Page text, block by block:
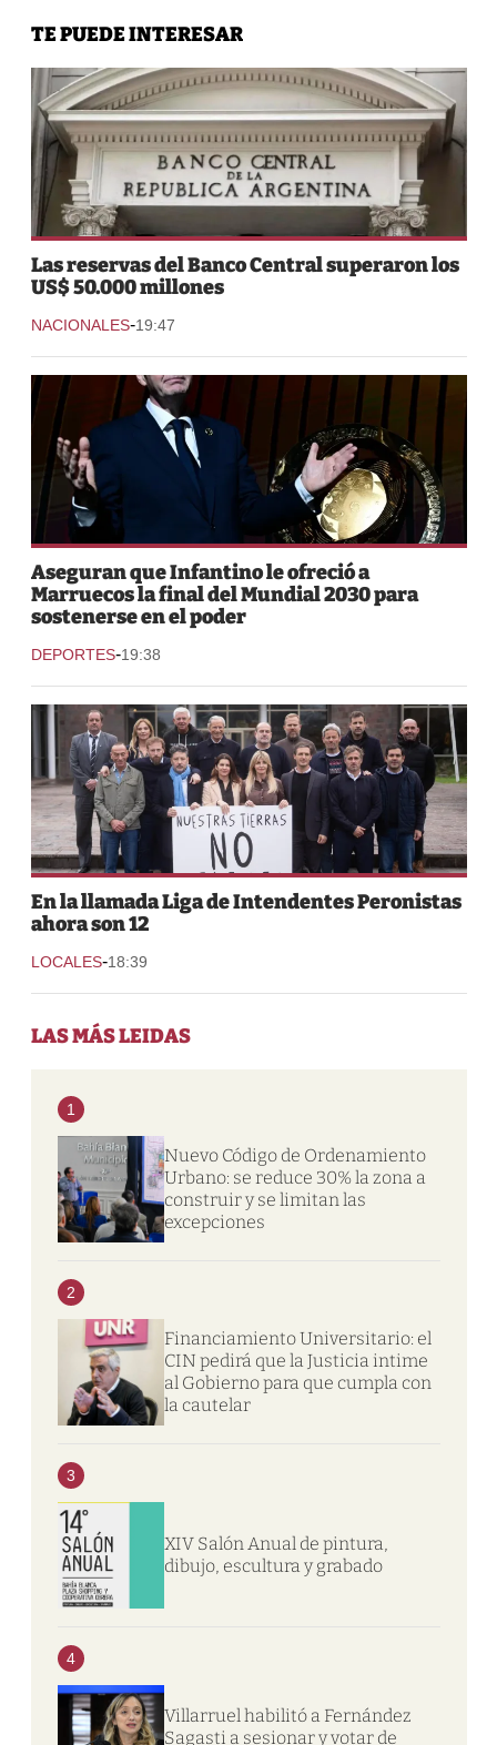
TE PUEDE INTERESAR
Las reservas del Banco Central superaron los
US$ 50.000 millones
NACIONALES-19:47
Aseguran que Infantino le ofreció a
Marruecos la final del Mundial 2030 para
sostenerse en el poder
DEPORTES-19:38
En la llamada Liga de Intendentes Peronistas
ahora son 12
LOCALES-18:39
LAS MÁS LEIDAS
1
Nuevo Código de Ordenamiento
Urbano: se reduce 30% la zona a
construir y se limitan las
excepciones
2
Financiamiento Universitario: el
CIN pedirá que la Justicia intime
al Gobierno para que cumpla con
la cautelar
3
XIV Salón Anual de pintura,
dibujo, escultura y grabado
4
Villarruel habilitó a Fernández
Sagasti a sesionar y votar de